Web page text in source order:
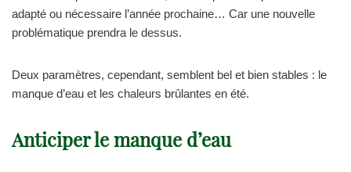
adapté ou nécessaire l’année prochaine… Car une nouvelle
problématique prendra le dessus.
Deux paramètres, cependant, semblent bel et bien stables : le
manque d’eau et les chaleurs brûlantes en été.
Anticiper le manque d’eau